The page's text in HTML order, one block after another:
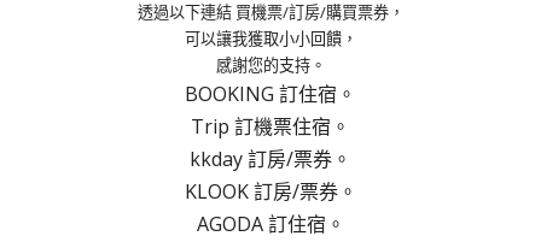
透過以下連結 買機票/訂房/購買票券，
可以讓我獲取小小回饋，
感謝您的支持。
BOOKING 訂住宿。
Trip 訂機票住宿。
kkday 訂房/票券。
KLOOK 訂房/票券。
AGODA 訂住宿。